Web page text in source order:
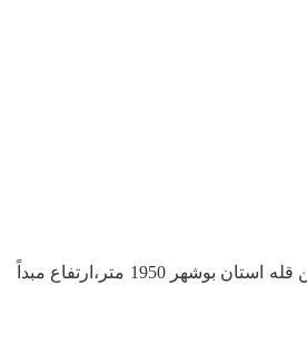
ارتفاع قله بیرمی بلندترین قله استان بوشهر 1950 متر،ارتفاع مبداً